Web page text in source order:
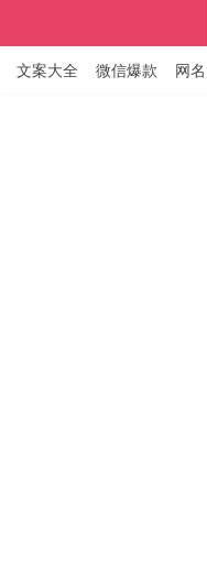
文案大全 微信爆款 网